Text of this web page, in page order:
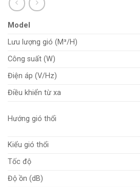
Model
Lưu lượng gió (M³/H)
Công suất (W)
Điện áp (V/Hz)
Điều khiển từ xa
Hướng gió thổi
Kiểu gió thổi
Tốc độ
Độ ồn (dB)